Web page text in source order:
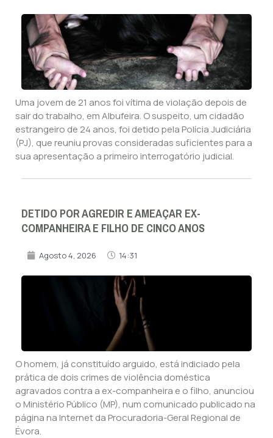
Uma jovem de 21 anos foi vítima de violação depois de
sair do trabalho, em Albufeira. O suspeito, um cidadão
estrangeiro de 24 anos, foi detido pela Polícia Judiciária
(PJ), que reuniu provas consideradas suficientes para a
sua apresentação a primeiro interrogatório judicial.
DETIDO POR AGREDIR E AMEAÇAR EX-
COMPANHEIRA E FILHO DE CINCO ANOS
Agosto 4, 2026 14:31
O homem, já constituído arguido, está indiciado pela
prática de dois crimes de violência doméstica
agravados contra a ex-companheira e o filho, anunciou
o Ministério Público (MP), num comunicado publicado na
página na Internet da Procuradoria-Geral Regional de
Évora.